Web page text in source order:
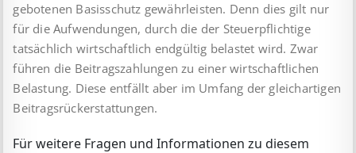
gebotenen Basisschutz gewährleisten. Denn dies gilt nur
für die Aufwendungen, durch die der Steuerpflichtige
tatsächlich wirtschaftlich endgültig belastet wird. Zwar
führen die Beitragszahlungen zu einer wirtschaftlichen
Belastung. Diese entfällt aber im Umfang der gleichartigen
Beitragsrückerstattungen.
Für weitere Fragen und Informationen zu diesem